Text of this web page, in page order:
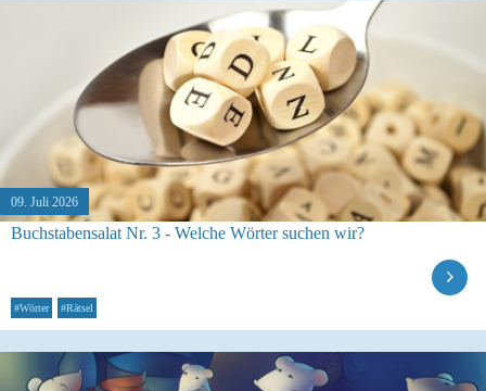
09. Juli 2026
Buchstabensalat Nr. 3 - Welche Wörter suchen wir?
#Wörter #Rätsel